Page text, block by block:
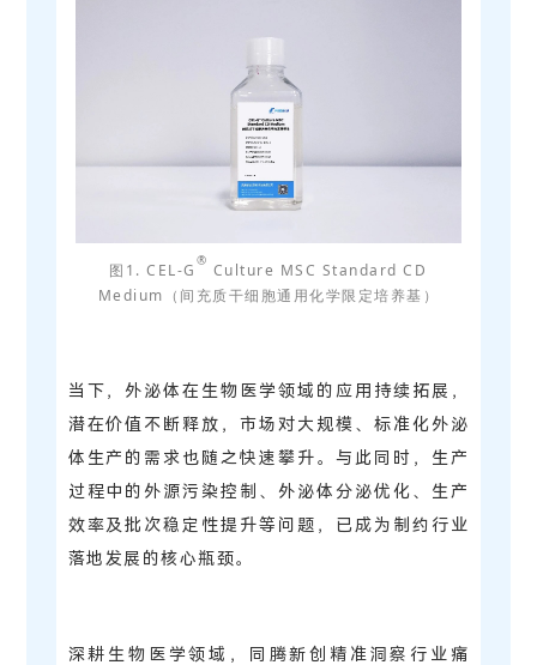
图1. CEL-G
®
Culture MSC Standard CD
Medium（间充质干细胞通用化学限定培养基）
当下，外泌体在生物医学领域的应用持续拓展，
潜在价值不断释放，市场对大规模、标准化外泌
体生产的需求也随之快速攀升。与此同时，生产
过程中的外源污染控制、外泌体分泌优化、生产
效率及批次稳定性提升等问题，已成为制约行业
落地发展的核心瓶颈。
深耕生物医学领域，同腾新创精准洞察行业痛